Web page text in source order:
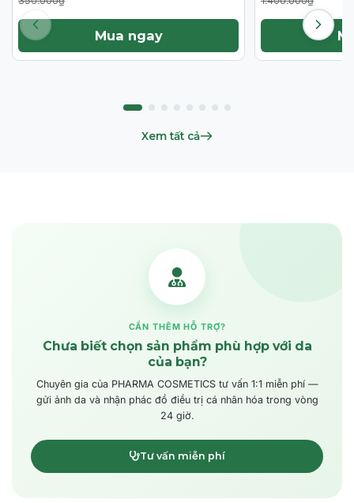
Mua ngay
Xem tất cả
CẦN THÊM HỖ TRỢ?
Chưa biết chọn sản phẩm phù hợp với da
của bạn?
Chuyên gia của PHARMA COSMETICS tư vấn 1:1 miễn phí —
gửi ảnh da và nhận phác đồ điều trị cá nhân hóa trong vòng
24 giờ.
Tư vấn miễn phí